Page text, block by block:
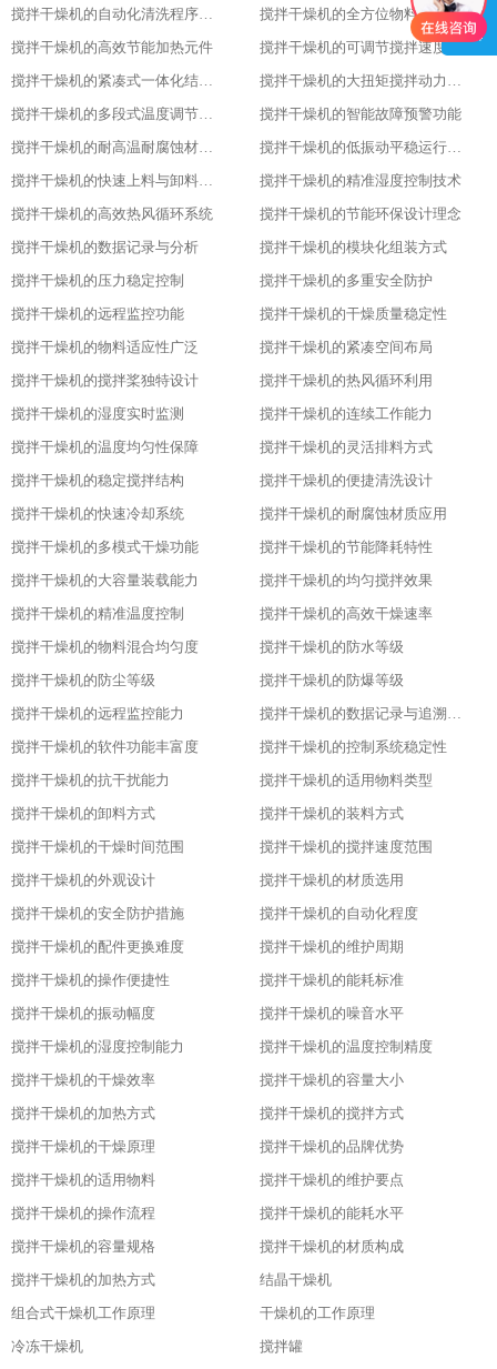
搅拌干燥机的自动化清洗程序设置
搅拌干燥机的全方位物料搅拌效果
搅拌干燥机的高效节能加热元件
搅拌干燥机的可调节搅拌速度功能
搅拌干燥机的紧凑式一体化结构布局
搅拌干燥机的大扭矩搅拌动力输出
搅拌干燥机的多段式温度调节模式
搅拌干燥机的智能故障预警功能
搅拌干燥机的耐高温耐腐蚀材质选用
搅拌干燥机的低振动平稳运行特性
搅拌干燥机的快速上料与卸料设计
搅拌干燥机的精准湿度控制技术
搅拌干燥机的高效热风循环系统
搅拌干燥机的节能环保设计理念
搅拌干燥机的数据记录与分析
搅拌干燥机的模块化组装方式
搅拌干燥机的压力稳定控制
搅拌干燥机的多重安全防护
搅拌干燥机的远程监控功能
搅拌干燥机的干燥质量稳定性
搅拌干燥机的物料适应性广泛
搅拌干燥机的紧凑空间布局
搅拌干燥机的搅拌桨独特设计
搅拌干燥机的热风循环利用
搅拌干燥机的湿度实时监测
搅拌干燥机的连续工作能力
搅拌干燥机的温度均匀性保障
搅拌干燥机的灵活排料方式
搅拌干燥机的稳定搅拌结构
搅拌干燥机的便捷清洗设计
搅拌干燥机的快速冷却系统
搅拌干燥机的耐腐蚀材质应用
搅拌干燥机的多模式干燥功能
搅拌干燥机的节能降耗特性
搅拌干燥机的大容量装载能力
搅拌干燥机的均匀搅拌效果
搅拌干燥机的精准温度控制
搅拌干燥机的高效干燥速率
搅拌干燥机的物料混合均匀度
搅拌干燥机的防水等级
搅拌干燥机的防尘等级
搅拌干燥机的防爆等级
搅拌干燥机的远程监控能力
搅拌干燥机的数据记录与追溯功能
搅拌干燥机的软件功能丰富度
搅拌干燥机的控制系统稳定性
搅拌干燥机的抗干扰能力
搅拌干燥机的适用物料类型
搅拌干燥机的卸料方式
搅拌干燥机的装料方式
搅拌干燥机的干燥时间范围
搅拌干燥机的搅拌速度范围
搅拌干燥机的外观设计
搅拌干燥机的材质选用
搅拌干燥机的安全防护措施
搅拌干燥机的自动化程度
搅拌干燥机的配件更换难度
搅拌干燥机的维护周期
搅拌干燥机的操作便捷性
搅拌干燥机的能耗标准
搅拌干燥机的振动幅度
搅拌干燥机的噪音水平
搅拌干燥机的湿度控制能力
搅拌干燥机的温度控制精度
搅拌干燥机的干燥效率
搅拌干燥机的容量大小
搅拌干燥机的加热方式
搅拌干燥机的搅拌方式
搅拌干燥机的干燥原理
搅拌干燥机的品牌优势
搅拌干燥机的适用物料
搅拌干燥机的维护要点
搅拌干燥机的操作流程
搅拌干燥机的能耗水平
搅拌干燥机的容量规格
搅拌干燥机的材质构成
搅拌干燥机的加热方式
结晶干燥机
组合式干燥机工作原理
干燥机的工作原理
冷冻干燥机
搅拌罐